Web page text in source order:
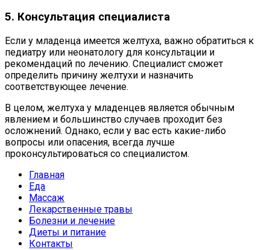
5. Консультация специалиста
Если у младенца имеется желтуха, важно обратиться к
педиатру или неонатологу для консультации и
рекомендаций по лечению. Специалист сможет
определить причину желтухи и назначить
соответствующее лечение.
В целом, желтуха у младенцев является обычным
явлением и большинство случаев проходит без
осложнений. Однако, если у вас есть какие-либо
вопросы или опасения, всегда лучше
проконсультироваться со специалистом.
Главная
Еда
Массаж
Лекарственные травы
Болезни и лечение
Диеты и питание
Контакты